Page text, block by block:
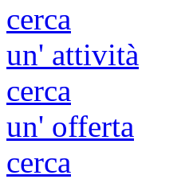
cerca
un' attività
cerca
un' offerta
cerca